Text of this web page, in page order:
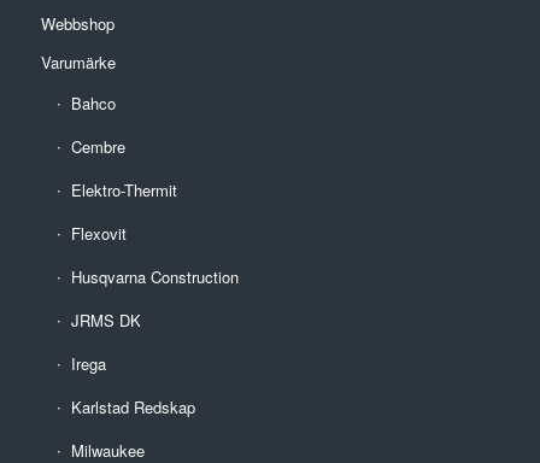
Webbshop
Varumärke
Bahco
Cembre
Elektro-Thermit
Flexovit
Husqvarna Construction
JRMS DK
Irega
Karlstad Redskap
Milwaukee